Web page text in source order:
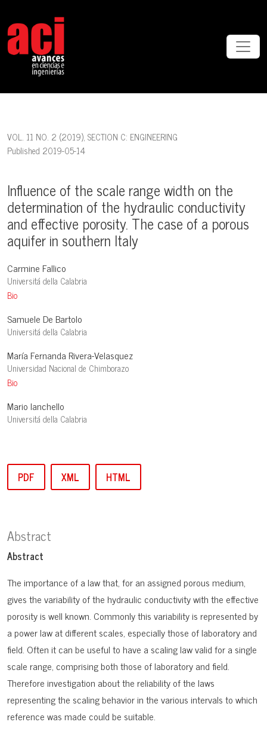
VOL. 11 NO. 2 (2019), SECTION C: ENGINEERING
Influence of the scale range width on the
determination of the hydraulic conductivity
and effective porosity. The case of a porous
aquifer in southern Italy
Published 2019-05-14
Carmine Fallico
Universitá della Calabria
Bio
Samuele De Bartolo
Universitá della Calabria
María Fernanda Rivera-Velasquez
Universidad Nacional de Chimborazo
Bio
Mario Ianchello
Universitá della Calabria
PDF XML HTML
Abstract
Abstract
The importance of a law that, for an assigned porous medium,
gives the variability of the hydraulic conductivity with the effective
porosity is well known. Commonly this variability is represented by
a power law at different scales, especially those of laboratory and
field. Often it can be useful to have a scaling law valid for a single
scale range, comprising both those of laboratory and field.
Therefore investigation about the reliability of the laws
representing the scaling behavior in the various intervals to which
reference was made could be suitable.